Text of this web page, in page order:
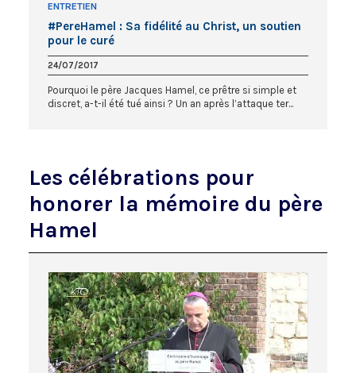
ENTRETIEN
#PereHamel : Sa fidélité au Christ, un soutien
pour le curé
24/07/2017
Pourquoi le père Jacques Hamel, ce prêtre si simple et
discret, a-t-il été tué ainsi ? Un an après l’attaque ter...
Les célébrations pour
honorer la mémoire du père
Hamel